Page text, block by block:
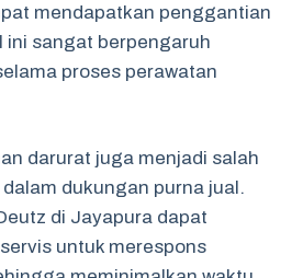
mendapatkan penggantian
ini sangat berpengaruh
proses perawatan
darurat juga menjadi salah
dukungan purna jual.
di Jayapura dapat
untuk merespons